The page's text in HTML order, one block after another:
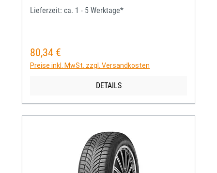
Lieferzeit: ca. 1 - 5 Werktage*
Regulärer Preis:
80,34 €
Preise inkl. MwSt. zzgl. Versandkosten
DETAILS